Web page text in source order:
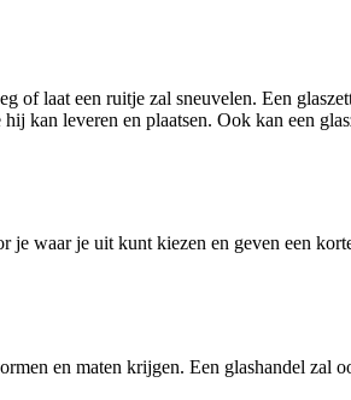
of laat een ruitje zal sneuvelen. Een
kan leveren en plaatsen. Ook kan een
je waar je uit kunt kiezen en geven een
en maten krijgen. Een glashandel zal